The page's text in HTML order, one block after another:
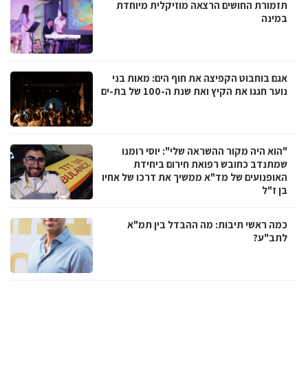
תזמורת החושים הרצאה מוזיקלית מיוחדת
במינה
אגם בוחבוט הקפיצה את חוף הים: מאות בני
נוער חגגו את הקיץ ואת שנת ה-100 של בת-ים
"הוא היה מקור ההשראה שלי": יוסי רומנו
שמתנדב כחובש רפואת חירום ביחידת
האופנועים של מד"א ממשיך את דרכו של אחיו
בן ז"ל
כמה ראשי תיבות: מה ההבדל בין תמ"א
לתב"ע?